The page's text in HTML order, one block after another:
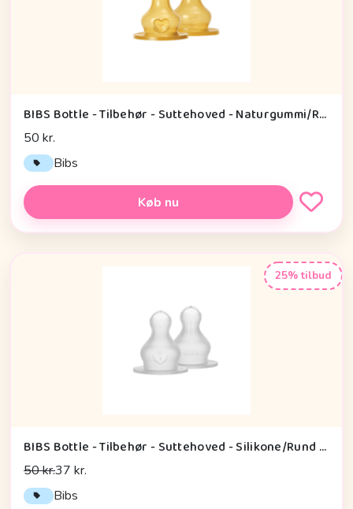
BIBS Bottle - Tilbehør - Suttehoved - Naturgummi/Rund - 2-Pak - Fast Flow
50 kr.
Bibs
Køb nu
25% tilbud
BIBS Bottle - Tilbehør - Suttehoved - Silikone/Rund - 2-Pak - Slow Flow
50 kr.37 kr.
Bibs